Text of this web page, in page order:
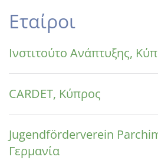
Εταίροι
Ινστιτούτο Ανάπτυξης,
CARDET, Κύπρος
Jugendförderverein
Γερμανία